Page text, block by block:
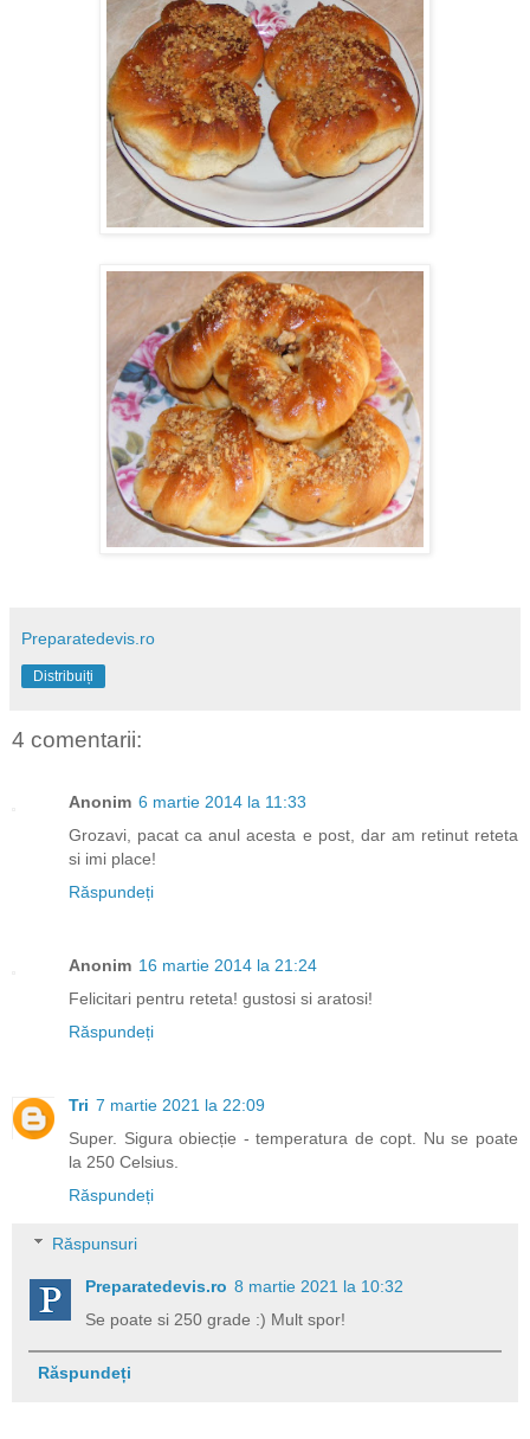
Preparatedevis.ro
Distribuiți
4 comentarii:
Anonim 6 martie 2014 la 11:33
Grozavi, pacat ca anul acesta e post, dar am retinut reteta
si imi place!
Răspundeți
Anonim 16 martie 2014 la 21:24
Felicitari pentru reteta! gustosi si aratosi!
Răspundeți
Tri 7 martie 2021 la 22:09
Super. Sigura obiecție - temperatura de copt. Nu se poate
la 250 Celsius.
Răspundeți
Răspunsuri
Preparatedevis.ro 8 martie 2021 la 10:32
Se poate si 250 grade :) Mult spor!
Răspundeți